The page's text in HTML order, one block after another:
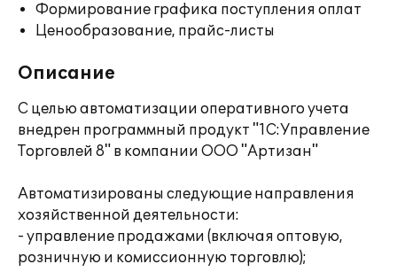
Формирование графика поступления оплат
Ценообразование, прайс-листы
Описание
С целью автоматизации оперативного учета
внедрен программный продукт "1С:Управление
Торговлей 8" в компании ООО "Артизан"
Автоматизированы следующие направления
хозяйственной деятельности:
- управление продажами (включая оптовую,
розничную и комиссионную торговлю);